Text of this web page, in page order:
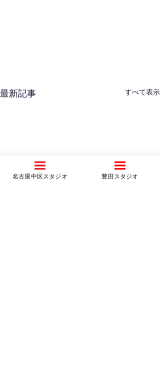
最新記事 すべて表示
名古屋中区スタジオ 豊田スタジオ